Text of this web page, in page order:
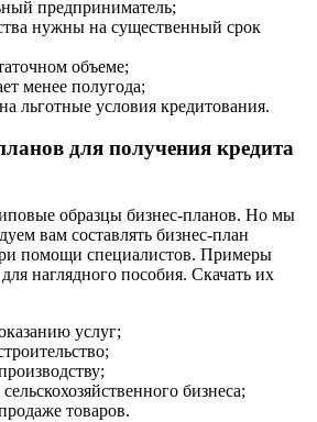
предприниматель;
нужны на существенный срок
объеме;
менее полугода;
льготные условия кредитования.
для получения кредита
образцы бизнес-планов. Но мы
вам составлять бизнес-план
помощи специалистов. Примеры
наглядного пособия. Скачать их
услуг;
бизнеса;
товаров.